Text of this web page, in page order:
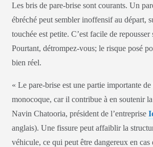
Ouvrir monAllstate
English
allstate.ca
Rechercher
Les bris de pare-brise sont courants. Un
ébréché peut sembler inoffensif au départ,
touchée est petite. C’est facile de repousser
Pourtant, détrompez-vous; le risque posé
bien réel.
« Le pare-brise est une partie importante de
monocoque, car il contribue à en soutenir
Navin Chatooria, président de l’entreprise
anglais). Une fissure peut affaiblir la
véhicule, ce qui peut être dangereux en cas